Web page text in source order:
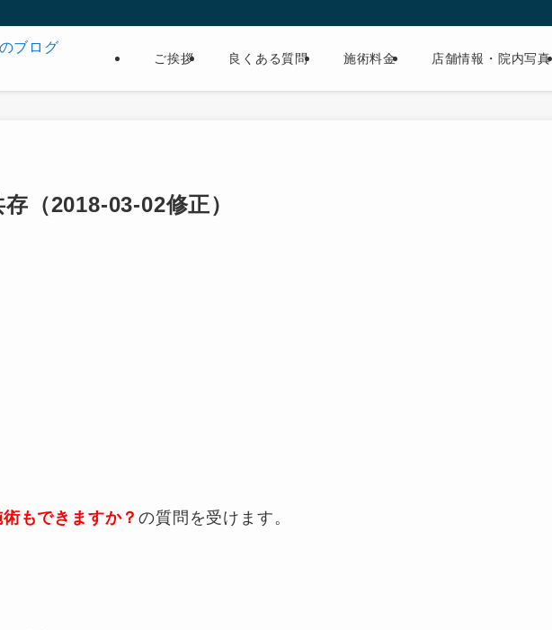
ご挨拶 良くある質問 施術料金 店舗情報・院内写真
（2018-03-02修正）
もできますか？の質問を受けます。